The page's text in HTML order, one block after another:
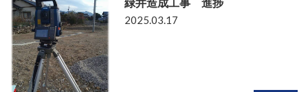
緑井造成工事 進捗
2025.03.17